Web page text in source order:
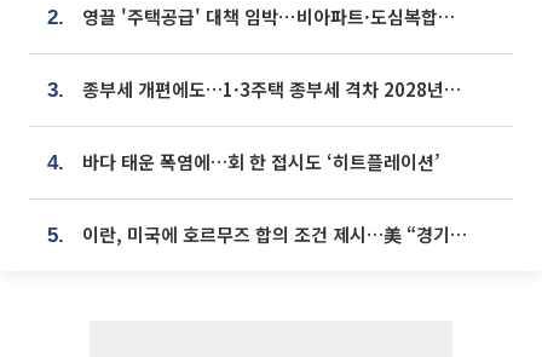
2. 영끌 '주택공급' 대책 임박⋯비아파트·도심복합까지 총동원
3. 종부세 개편에도…1·3주택 종부세 격차 2028년부터 확대
4. 바다 태운 폭염에…회 한 접시도 ‘히트플레이션’
5. 이란, 미국에 호르무즈 합의 조건 제시…美 “경기 아직 안 끝나” [종합]